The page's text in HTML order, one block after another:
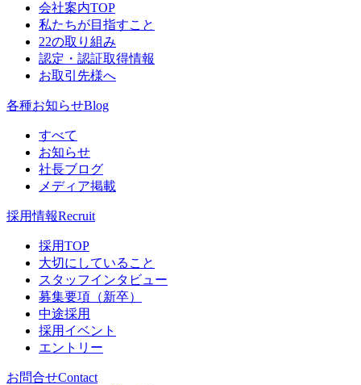
会社案内TOP
私たちが目指すこと
22の取り組み
認定・認証取得情報
お取引先様へ
各種お知らせBlog
すべて
お知らせ
社長ブログ
メディア掲載
採用情報Recruit
採用TOP
大切にしていること
スタッフインタビュー
募集要項（新卒）
中途採用
採用イベント
エントリー
お問合せContact